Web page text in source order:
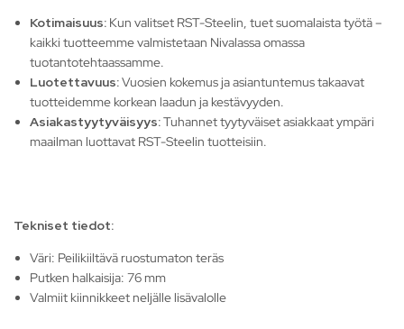
Kotimaisuus: Kun valitset RST-Steelin, tuet suomalaista työtä –
kaikki tuotteemme valmistetaan Nivalassa omassa
tuotantotehtaassamme.
Luotettavuus:Vuosien kokemus ja asiantuntemus takaavat
tuotteidemme korkean laadun ja kestävyyden.
Asiakastyytyväisyys:Tuhannet tyytyväiset asiakkaat ympäri
maailman luottavat RST-Steelin tuotteisiin.
Tekniset tiedot:
Väri: Peilikiiltävä ruostumaton teräs
Putken halkaisija: 76 mm
Valmiit kiinnikkeet neljälle lisävalolle